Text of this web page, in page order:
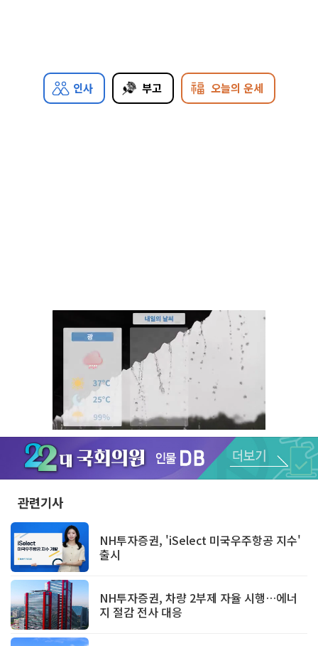
인사 부고 오늘의 운세
Unmute
관련기사
NH투자증권, 'iSelect 미국우주항공 지수'
출시
NH투자증권, 차량 2부제 자율 시행…에너
지 절감 전사 대응